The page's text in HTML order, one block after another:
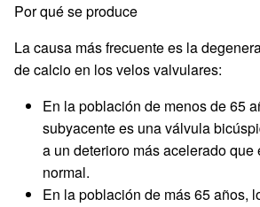
Por qué se produce
La causa más frecuente es la
de calcio en los velos valvulares:
En la población de menos de 65
subyacente es una válvula
a un deterioro más acelerado
normal.
En la población de más 65 años,